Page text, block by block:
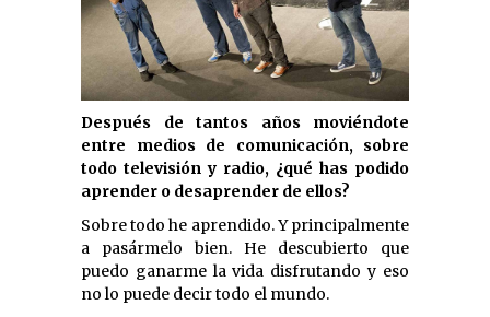
Después de tantos años moviéndote
entre medios de comunicación, sobre
todo televisión y radio, ¿qué has podido
aprender o desaprender de ellos?
Sobre todo he aprendido. Y principalmente
a pasármelo bien. He descubierto que
puedo ganarme la vida disfrutando y eso
no lo puede decir todo el mundo.